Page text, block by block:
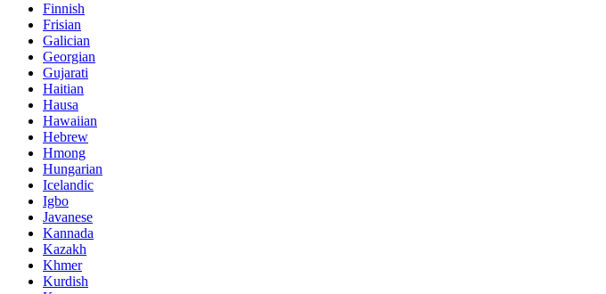
Finnish
Frisian
Galician
Georgian
Gujarati
Haitian
Hausa
Hawaiian
Hebrew
Hmong
Hungarian
Icelandic
Igbo
Javanese
Kannada
Kazakh
Khmer
Kurdish